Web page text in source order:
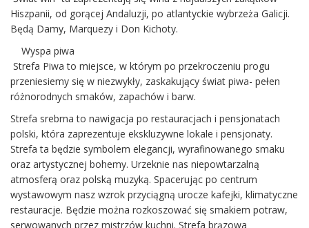
Hiszpanii, od gorącej Andaluzji, po atlantyckie wybrzeża Galicji.
Będą Damy, Marquezy i Don Kichoty.
Wyspa piwa
Strefa Piwa to miejsce, w którym po przekroczeniu progu
przeniesiemy się w niezwykły, zaskakujący świat piwa- pełen
różnorodnych smaków, zapachów i barw.
Strefa srebrna to nawigacja po restauracjach i pensjonatach
polski, która zaprezentuje ekskluzywne lokale i pensjonaty.
Strefa ta będzie symbolem elegancji, wyrafinowanego smaku
oraz artystycznej bohemy. Urzeknie nas niepowtarzalną
atmosferą oraz polską muzyką. Spacerując po centrum
wystawowym nasz wzrok przyciągną urocze kafejki, klimatyczne
restauracje. Będzie można rozkoszować się smakiem potraw,
serwowanych przez mistrzów kuchni. Strefa brązowa